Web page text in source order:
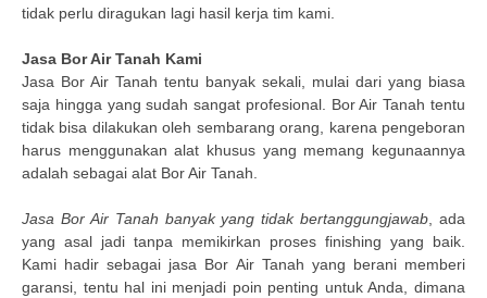
tidak perlu diragukan lagi hasil kerja tim kami.
Jasa Bor Air Tanah Kami
Jasa Bor Air Tanah tentu banyak sekali, mulai dari yang biasa
saja hingga yang sudah sangat profesional. Bor Air Tanah tentu
tidak bisa dilakukan oleh sembarang orang, karena pengeboran
harus menggunakan alat khusus yang memang kegunaannya
adalah sebagai alat Bor Air Tanah.
Jasa Bor Air Tanah banyak yang tidak bertanggungjawab , ada
yang asal jadi tanpa memikirkan proses finishing yang baik.
Kami hadir sebagai jasa Bor Air Tanah yang berani memberi
garansi, tentu hal ini menjadi poin penting untuk Anda, dimana